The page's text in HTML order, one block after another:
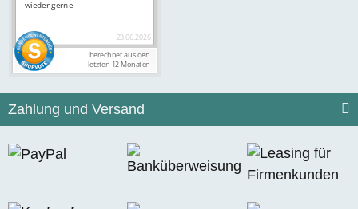
Zahlung und Versand